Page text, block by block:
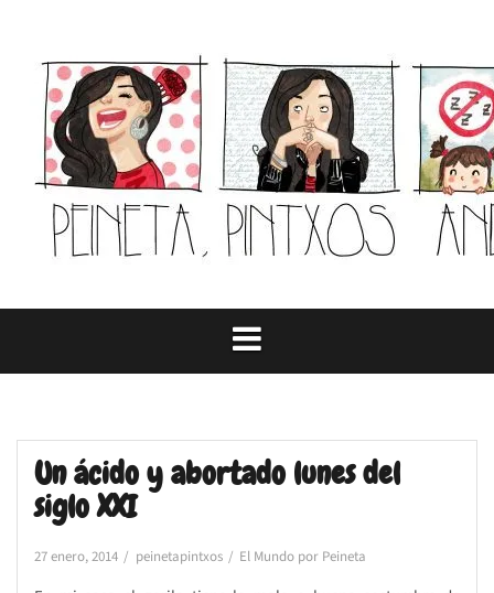
content
Un ácido y abortado lunes del
siglo XXI
27 enero, 2014 peinetapintxos El Mundo por Peineta